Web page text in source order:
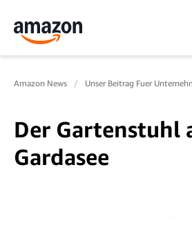
Amazon News Unser Beitrag Fuer
Der Gartenstuhl
Gardasee